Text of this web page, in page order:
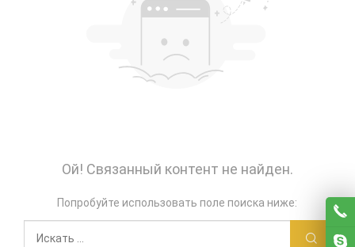
Ой! Связанный контент не найден.
Попробуйте использовать поле поиска ниже: